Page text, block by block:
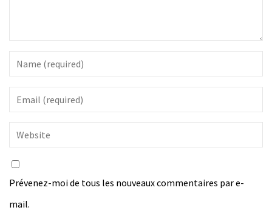
Prévenez-moi de tous les nouveaux commentaires par e-
mail.